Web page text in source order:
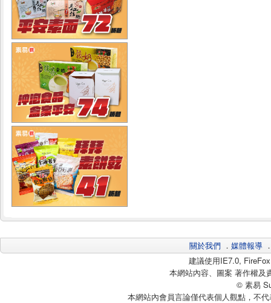
關於我們 ． 媒體報導
建議使用IE7.0,
本網站內容、圖案 著作權及
© 素易
本網站內會員言論僅代表個人觀點，不